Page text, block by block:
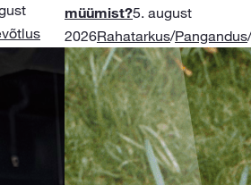
müümist?5. august
2026Rahatarkus/Pangandus/